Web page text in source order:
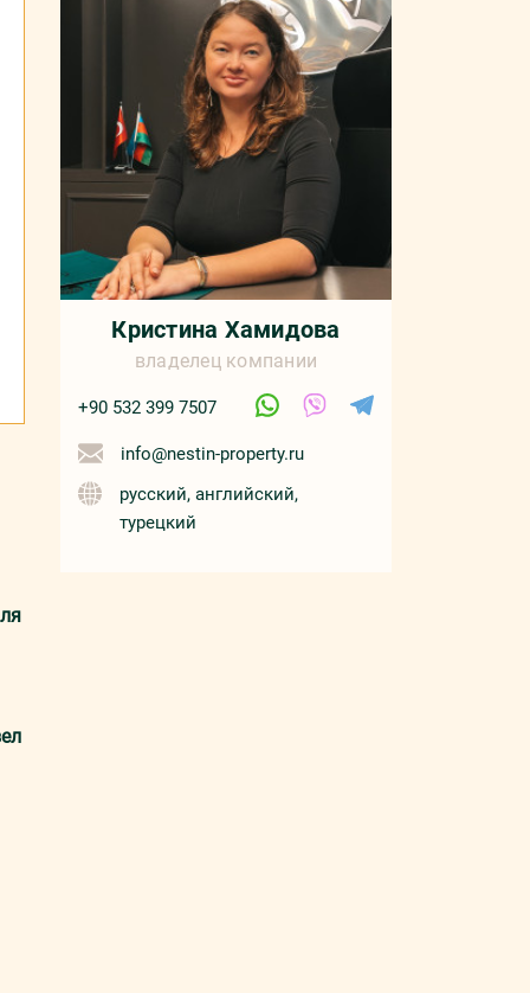
Кристина Хамидова
владелец компании
+90 532 399 7507
info@nestin-property.ru
русский, английский,
турецкий